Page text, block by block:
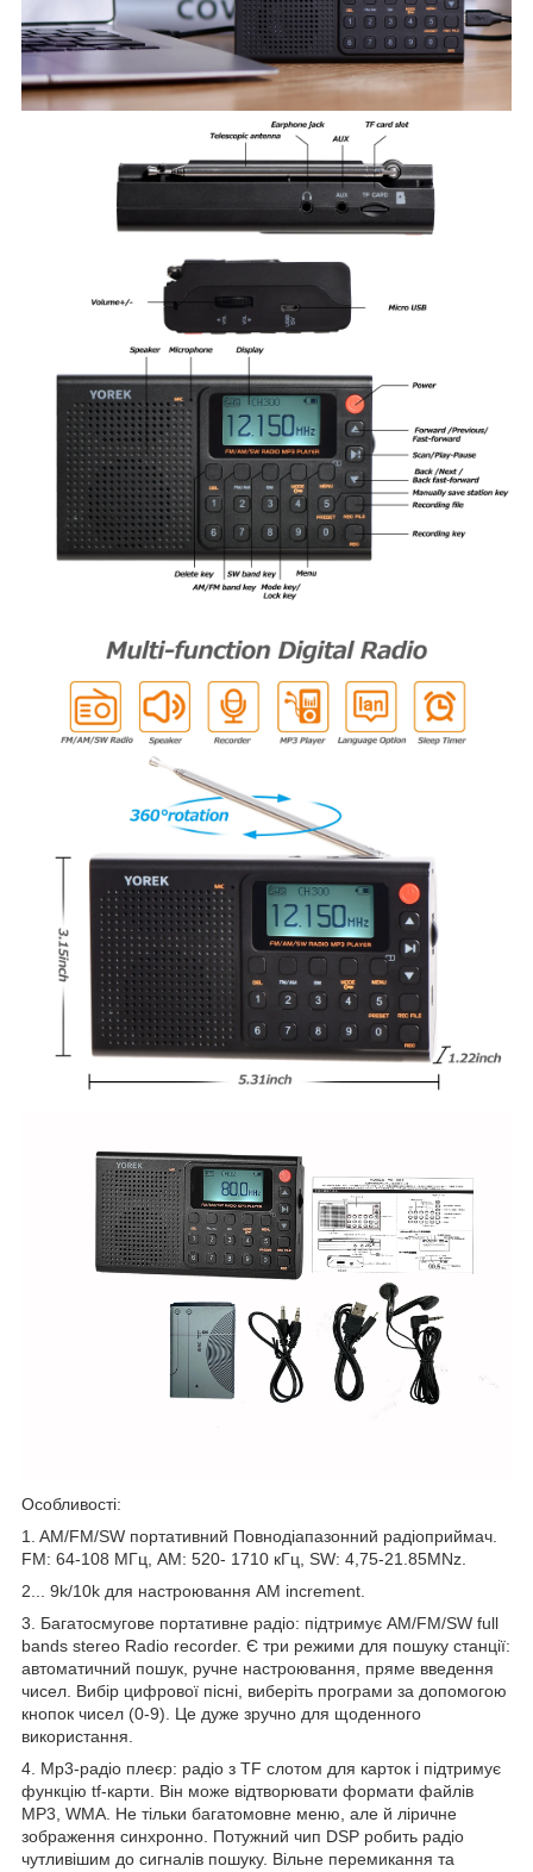
Особливості:
1. AM/FM/SW портативний Повнодіапазонний радіоприймач.
FM: 64-108 МГц, AM: 520- 1710 кГц, SW: 4,75-21.85MNz.
2... 9k/10k для настроювання AM increment.
3. Багатосмугове портативне радіо: підтримує AM/FM/SW full
bands stereo Radio recorder. Є три режими для пошуку станції:
автоматичний пошук, ручне настроювання, пряме введення
чисел. Вибір цифрової пісні, виберіть програми за допомогою
кнопок чисел (0-9). Це дуже зручно для щоденного
використання.
4. Mp3-радіо плеєр: радіо з TF слотом для карток і підтримує
функцію tf-карти. Він може відтворювати формати файлів
MP3, WMA. Не тільки багатомовне меню, але й ліричне
зображення синхронно. Потужний чип DSP робить радіо
чутливішим до сигналів пошуку. Вільне перемикання та